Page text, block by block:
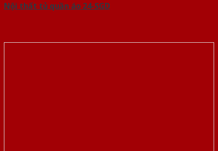
Nội thất tủ quần áo 24-SGD